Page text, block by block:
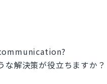
解決策が役立ちますか？